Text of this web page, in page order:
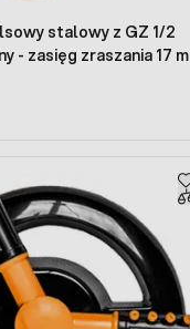
stalowy z GZ 1/2
- zasięg zraszania 17 m